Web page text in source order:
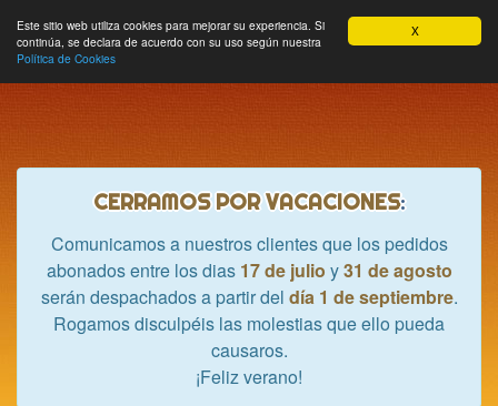
X
Este sitio web utiliza cookies para mejorar su experiencia. Si
continúa, se declara de acuerdo con su uso según nuestra
Política de Cookies
Hobbycrash Mi cuenta
CERRAMOS POR VACACIONES:
Comunicamos a nuestros clientes que los pedidos
abonados entre los dias 17 de julio y31 de agosto
serán despachados a partir del día 1 de septiembre.
Rogamos disculpéis las molestias que ello pueda
causaros.
¡Feliz verano!